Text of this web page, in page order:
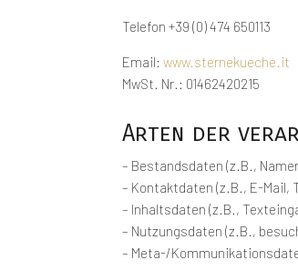
Telefon +39 (0) 474 650113
Email:www.sternekueche.it
MwSt. Nr.: 01462420215
Arten der
– Bestandsdaten (z.B.,
– Kontaktdaten (z.B., E-Mail,
– Inhaltsdaten (z.B.,
– Nutzungsdaten (z.B.,
– Meta-/